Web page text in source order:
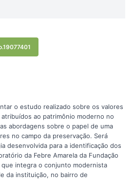
o estudo realizado sobre os valores
ao patrimônio moderno no
abordagens sobre o papel de uma
no campo da preservação. Será
desenvolvida para a identificação dos
da Febre Amarela da Fundação
integra o conjunto modernista
da instituição, no bairro de